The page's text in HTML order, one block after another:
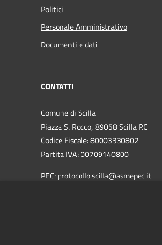
Politici
Personale Amministrativo
Documenti e dati
CONTATTI
Comune di Scilla
Piazza S. Rocco, 89058 Scilla RC
Codice Fiscale: 80003330802
Partita IVA: 00709140800
PEC: protocollo.scilla@asmepec.it